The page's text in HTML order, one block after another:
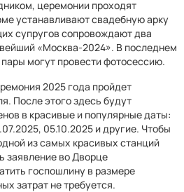
церемонии проходят
устанавливают свадебную арку
супругов сопровождают два
«Москва-2024». В последнем
могут провести фотосессию.
2025 года пройдет
После этого здесь будут
в красивые и популярные даты:
05.10.2025 и другие. Чтобы
из самых красивых станций
заявление во Дворце
госпошлину в размере
затрат не требуется.